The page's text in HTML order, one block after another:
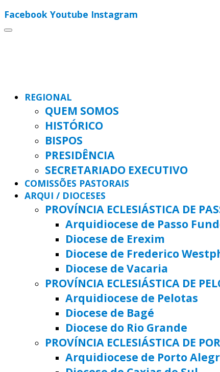
Facebook Youtube Instagram
REGIONAL
QUEM SOMOS
HISTÓRICO
BISPOS
PRESIDÊNCIA
SECRETARIADO EXECUTIVO
COMISSÕES PASTORAIS
ARQUI / DIOCESES
PROVÍNCIA ECLESIÁSTICA DE
Arquidiocese de Passo
Diocese de Erexim
Diocese de Frederico
Diocese de Vacaria
PROVÍNCIA ECLESIÁSTICA DE
Arquidiocese de Pelotas
Diocese de Bagé
Diocese do Rio Grande
PROVÍNCIA ECLESIÁSTICA DE
Arquidiocese de Porto